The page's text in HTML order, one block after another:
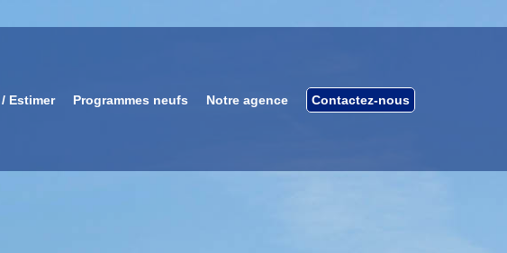
Estimer Programmes neufs Notre agence Contactez-nous